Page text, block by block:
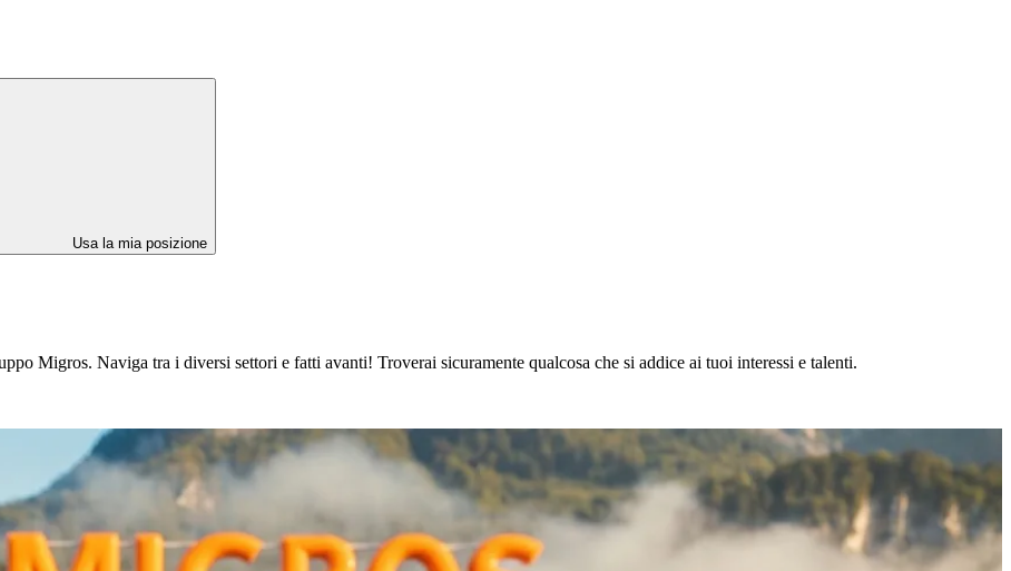
Usa la mia posizione
Migros. Naviga tra i diversi settori e fatti avanti! Troverai sicuramente qualcosa che si addice ai tuoi interessi e talenti.